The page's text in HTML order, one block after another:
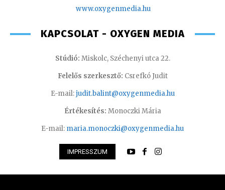
www.oxygenmedia.hu
KAPCSOLAT - OXYGEN MEDIA
Stúdió: Miskolc, Széchenyi utca 22.
Felelős szerkesztő: Csrefkó Judit
E-mail:judit.balint@oxygenmedia.hu
Értékesítés: Monoczki Mária
E-mail: maria.monoczki@oxygenmedia.hu
IMPRESSZUM